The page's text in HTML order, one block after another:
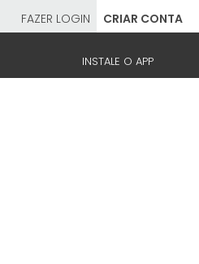
FAZER LOGIN CRIAR CONTA
INSTALE O APP